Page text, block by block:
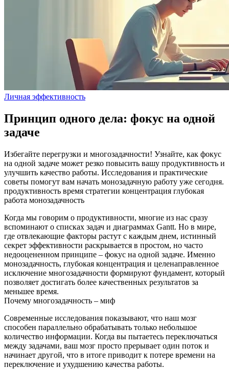
Личная эффективность
Принцип одного дела: фокус на одной
задаче
Избегайте перегрузки и многозадачности! Узнайте, как фокус
на одной задаче может резко повысить вашу продуктивность и
улучшить качество работы. Исследования и практические
советы помогут вам начать монозадачную работу уже сегодня.
продуктивность время стратегии концентрация глубокая
работа монозадачность
Когда мы говорим о продуктивности, многие из нас сразу
вспоминают о списках задач и диаграммах Gantt. Но в мире,
где отвлекающие факторы растут с каждым днем, истинный
секрет эффективности раскрывается в простом, но часто
недооцененном принципе – фокус на одной задаче. Именно
монозадачность, глубокая концентрация и целенаправленное
исключение многозадачности формируют фундамент, который
позволяет достигать более качественных результатов за
меньшее время.
Почему многозадачность – миф
Современные исследования показывают, что наш мозг
способен параллельно обрабатывать только небольшое
количество информации. Когда вы пытаетесь переключаться
между задачами, ваш мозг просто прерывает один поток и
начинает другой, что в итоге приводит к потере времени на
переключение и ухудшению качества работы.